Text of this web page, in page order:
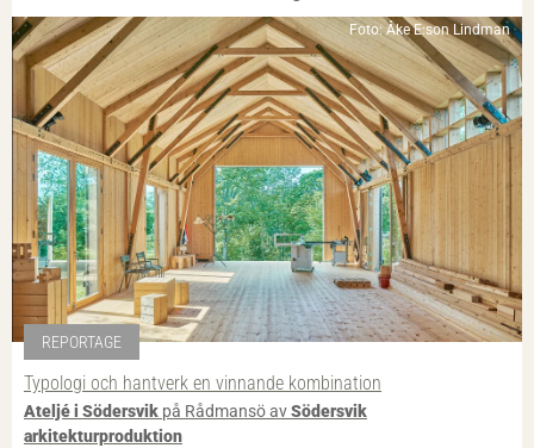
Foto: Åke E:son Lindman
REPORTAGE
Typologi och hantverk en vinnande kombination
Ateljé i Södersvik på Rådmansö avSödersvik
arkitekturproduktion